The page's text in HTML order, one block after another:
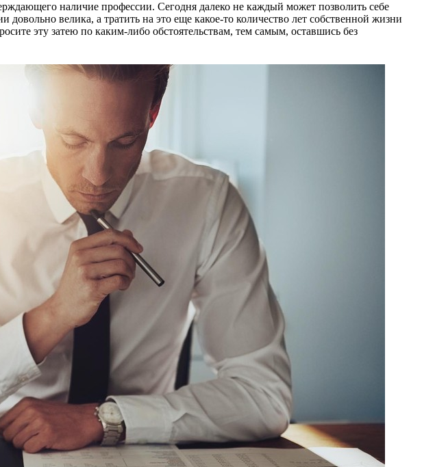
наличие профессии. Сегодня далеко не каждый может позволить себе
велика, а тратить на это еще какое-то количество лет собственной жизни
эту затею по каким-либо обстоятельствам, тем самым, оставшись без